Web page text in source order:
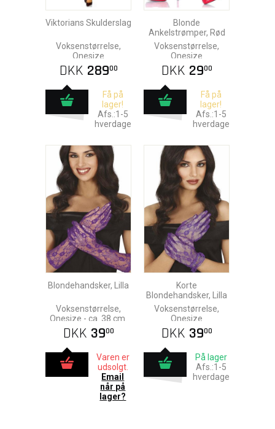
Viktorians Skulderslag
Voksenstørrelse,
Onesize
DKK 28900
Få på
lager!
Afs.:1-5
hverdage
Blonde
Ankelstrømper, Rød
Voksenstørrelse,
Onesize
DKK 2900
Få på
lager!
Afs.:1-5
hverdage
Blondehandsker, Lilla
Voksenstørrelse,
Onesize - ca. 38 cm.
DKK 3900
Varen er
udsolgt.
Email
når på
lager?
Korte
Blondehandsker, Lilla
Voksenstørrelse,
Onesize
DKK 3900
På lager
Afs.:1-5
hverdage